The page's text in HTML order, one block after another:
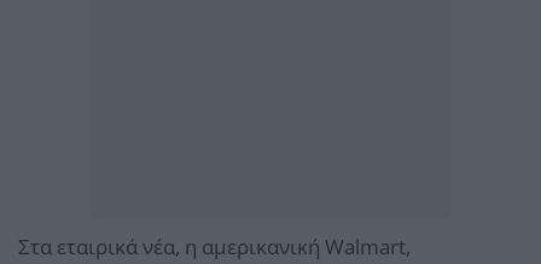
Στα εταιρικά νέα, η αμερικανική Walmart,